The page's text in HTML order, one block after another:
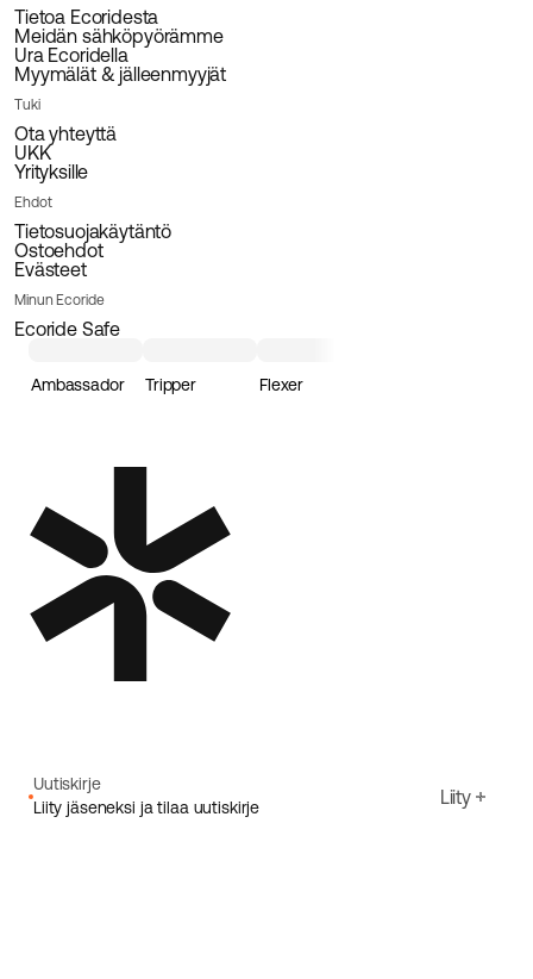
Tietoa Ecoridesta
Meidän sähköpyörämme
Ura Ecoridella
Myymälät & jälleenmyyjät
Tuki
Ota yhteyttä
UKK
Yrityksille
Ehdot
Tietosuojakäytäntö
Ostoehdot
Evästeet
Minun Ecoride
Ecoride Safe
Ambassador Tripper Flexer
Uutiskirje
Liity jäseneksi ja tilaa uutiskirje
Liity